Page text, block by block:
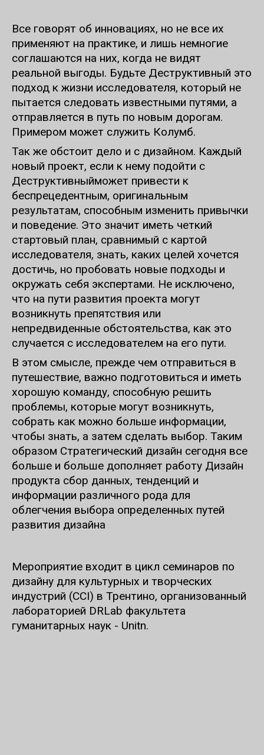
Все говорят об инновациях, но не все их
применяют на практике, и лишь немногие
соглашаются на них, когда не видят
реальной выгоды. Будьте Деструктивный это
подход к жизни исследователя, который не
пытается следовать известными путями, а
отправляется в путь по новым дорогам.
Примером может служить Колумб.
Так же обстоит дело и с дизайном. Каждый
новый проект, если к нему подойти с
Деструктивныйможет привести к
беспрецедентным, оригинальным
результатам, способным изменить привычки
и поведение. Это значит иметь четкий
стартовый план, сравнимый с картой
исследователя, знать, каких целей хочется
достичь, но пробовать новые подходы и
окружать себя экспертами. Не исключено,
что на пути развития проекта могут
возникнуть препятствия или
непредвиденные обстоятельства, как это
случается с исследователем на его пути.
В этом смысле, прежде чем отправиться в
путешествие, важно подготовиться и иметь
хорошую команду, способную решить
проблемы, которые могут возникнуть,
собрать как можно больше информации,
чтобы знать, а затем сделать выбор. Таким
образом Стратегический дизайн сегодня все
больше и больше дополняет работу Дизайн
продукта сбор данных, тенденций и
информации различного рода для
облегчения выбора определенных путей
развития дизайна
Мероприятие входит в цикл семинаров по
дизайну для культурных и творческих
индустрий (CCI) в Трентино, организованный
лабораторией DRLab факультета
гуманитарных наук - Unitn.